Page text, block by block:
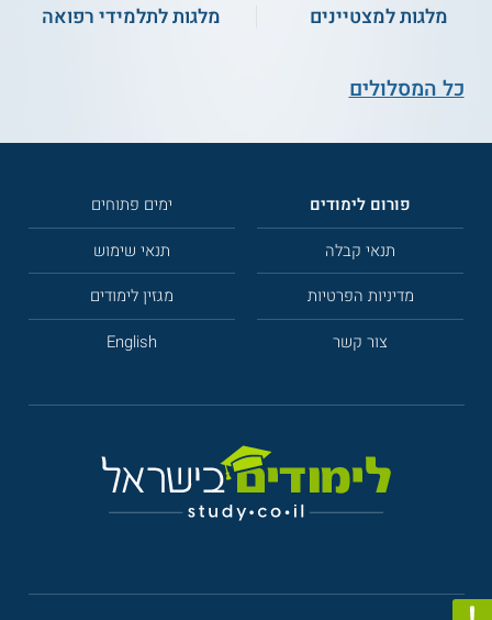
מלגות למצטיינים
מלגות לתלמידי רפואה
כל המסלולים
פורום לימודים
ימים פתוחים
תנאי קבלה
תנאי שימוש
מדיניות הפרטיות
מגזין לימודים
צור קשר
English